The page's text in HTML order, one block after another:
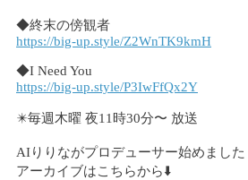
◆終末の傍観者
https://big-up.style/Z2WnTK9kmH
◆I Need You
https://big-up.style/P3IwFfQx2Y
✴️毎週木曜 夜11時30分〜 放送
AIりりながプロデューサー始めました
アーカイブはこちらから⬇️